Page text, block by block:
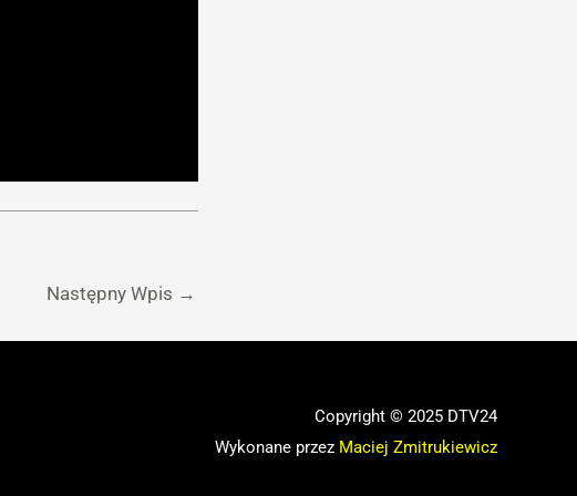
Następny Wpis →
Copyright © 2025 DTV24
Wykonane przez Maciej Zmitrukiewicz